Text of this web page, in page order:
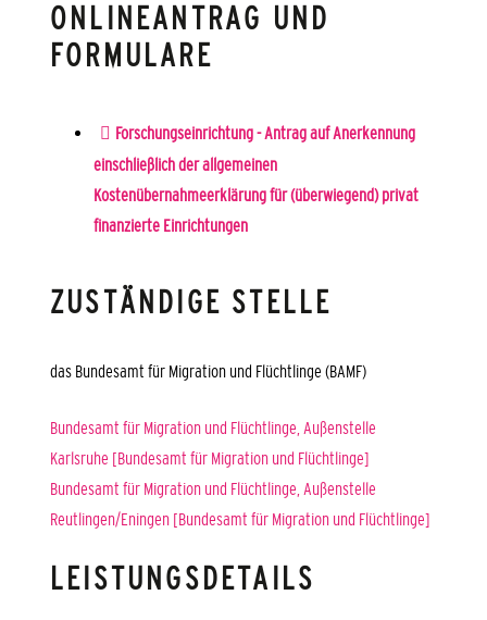
ONLINEANTRAG UND
FORMULARE
Forschungseinrichtung - Antrag auf Anerkennung
einschließlich der allgemeinen
Kostenübernahmeerklärung für (überwiegend) privat
finanzierte Einrichtungen
ZUSTÄNDIGE STELLE
das Bundesamt für Migration und Flüchtlinge (BAMF)
Bundesamt für Migration und Flüchtlinge, Außenstelle
Karlsruhe [Bundesamt für Migration und Flüchtlinge]
Bundesamt für Migration und Flüchtlinge, Außenstelle
Reutlingen/Eningen [Bundesamt für Migration und Flüchtlinge]
LEISTUNGSDETAILS